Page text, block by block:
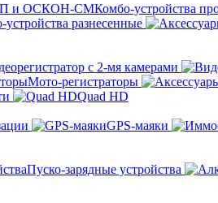
Комбо-устройства
устройства разнесенные
с 2-мя камерами
Мото-регистраторы
Quad HD
GPS-маяки
Пуско-зарядные устройства